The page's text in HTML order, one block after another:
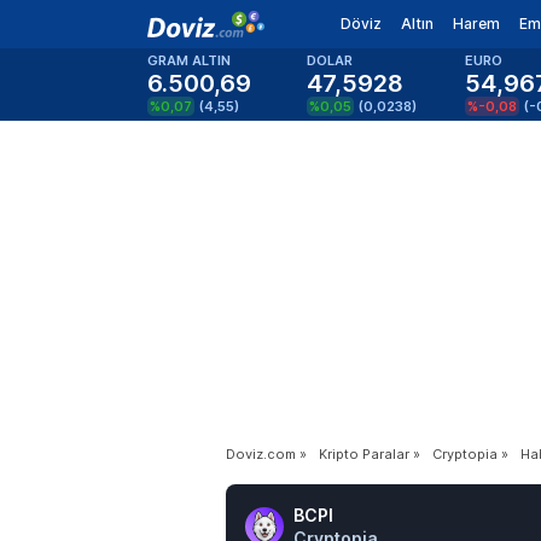
Döviz Altın Harem
GRAM ALTIN
6.500,69
%0,07 (4,55)
DOLAR
47,5928
%0,05 (0,0238)
EURO
%-0,08 (-
Doviz.com » Kripto Paralar » Cryptopia »
BCPI